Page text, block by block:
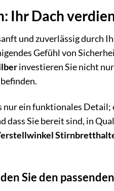
Ihr Dach
und zuverlässig
Gefühl von
investieren Sie nicht
ein funktionales Detail;
dass Sie bereit sind, in
Sie den